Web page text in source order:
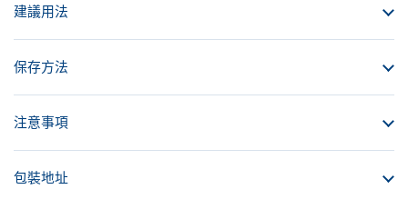
建議用法
保存方法
注意事項
包裝地址